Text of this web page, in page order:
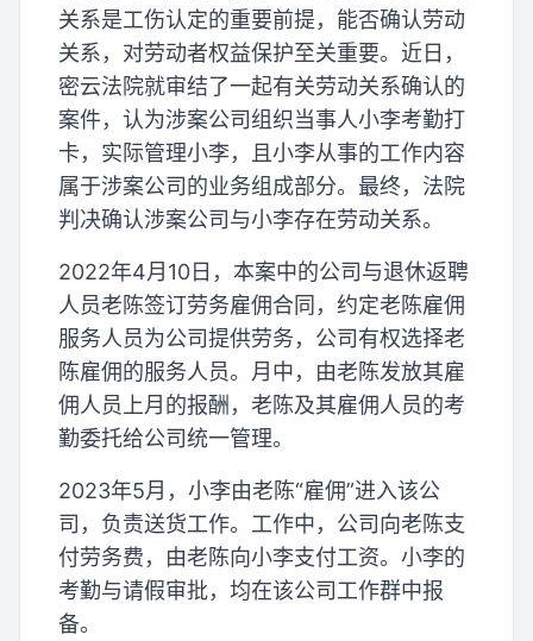
关系是工伤认定的重要前提，能否确认劳动
关系，对劳动者权益保护至关重要。近日，
密云法院就审结了一起有关劳动关系确认的
案件，认为涉案公司组织当事人小李考勤打
卡，实际管理小李，且小李从事的工作内容
属于涉案公司的业务组成部分。最终，法院
判决确认涉案公司与小李存在劳动关系。
2022年4月10日，本案中的公司与退休返聘
人员老陈签订劳务雇佣合同，约定老陈雇佣
服务人员为公司提供劳务，公司有权选择老
陈雇佣的服务人员。月中，由老陈发放其雇
佣人员上月的报酬，老陈及其雇佣人员的考
勤委托给公司统一管理。
2023年5月，小李由老陈“雇佣”进入该公
司，负责送货工作。工作中，公司向老陈支
付劳务费，由老陈向小李支付工资。小李的
考勤与请假审批，均在该公司工作群中报
备。